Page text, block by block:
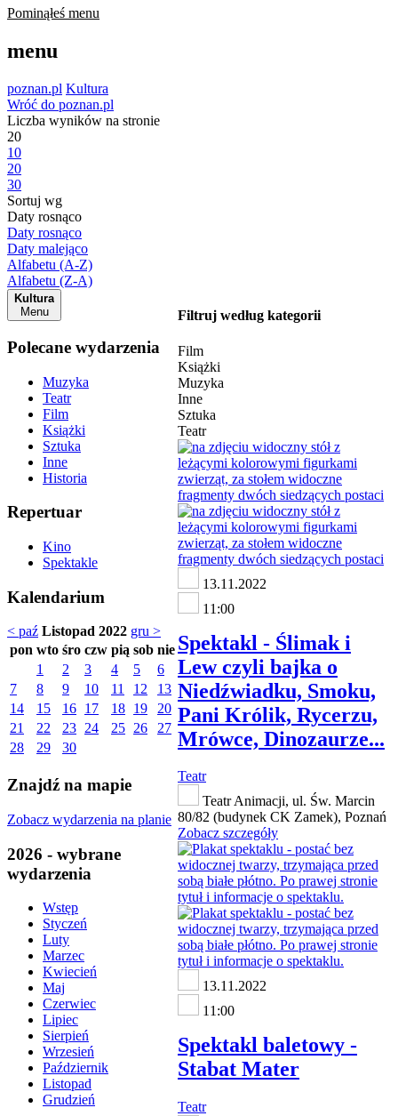
Pominąłeś menu
menu
poznan.pl Kultura
Wróć do poznan.pl
Liczba wyników na stronie
20
10
20
30
Sortuj wg
Daty rosnąco
Daty rosnąco
Daty malejąco
Alfabetu (A-Z)
Alfabetu (Z-A)
Kultura
Menu
Polecane wydarzenia
Muzyka
Teatr
Film
Książki
Sztuka
Inne
Historia
Repertuar
Kino
Spektakle
Kalendarium
< paź Listopad 2022 gru >
pon wto śro czw pią sob nie
1
2 3 4 5
6
7
8 9 10 11 12
13
14
15 16 17 18 19
20
21
22 23 24 25 26
27
28
29 30
Znajdź na mapie
Zobacz wydarzenia na planie
2026 - wybrane
wydarzenia
Wstęp
Styczeń
Luty
Marzec
Kwiecień
Maj
Czerwiec
Lipiec
Sierpień
Wrzesień
Październik
Listopad
Grudzień
Filtruj według kategorii
Film
Książki
Muzyka
Inne
Sztuka
Teatr
13.11.2022
11:00
Spektakl - Ślimak i
Lew czyli bajka o
Niedźwiadku, Smoku,
Pani Królik, Rycerzu,
Mrówce, Dinozaurze...
Teatr
Teatr Animacji, ul. Św. Marcin
80/82 (budynek CK Zamek), Poznań
Zobacz szczegóły
13.11.2022
11:00
Spektakl baletowy -
Stabat Mater
Teatr